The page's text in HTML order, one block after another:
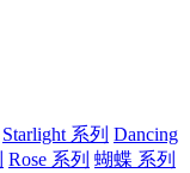
Starlight 系列 Dancing
Rose 系列 蝴蝶 系列